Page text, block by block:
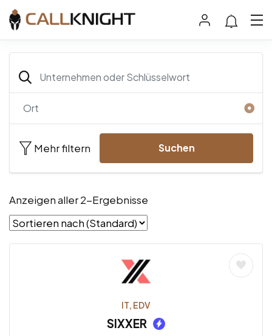
Mehr filtern Suchen
Anzeigen aller 2-Ergebnisse
IT, EDV
SIXXER